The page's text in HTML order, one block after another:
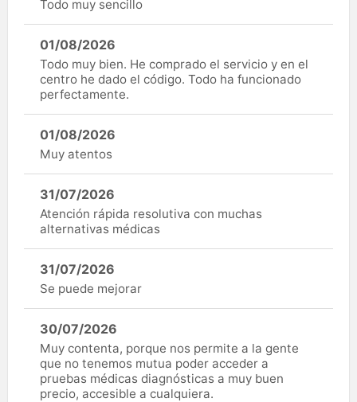
Todo muy sencillo
01/08/2026
Todo muy bien. He comprado el servicio y en el
centro he dado el código. Todo ha funcionado
perfectamente.
01/08/2026
Muy atentos
31/07/2026
Atención rápida resolutiva con muchas
alternativas médicas
31/07/2026
Se puede mejorar
30/07/2026
Muy contenta, porque nos permite a la gente
que no tenemos mutua poder acceder a
pruebas médicas diagnósticas a muy buen
precio, accesible a cualquiera.